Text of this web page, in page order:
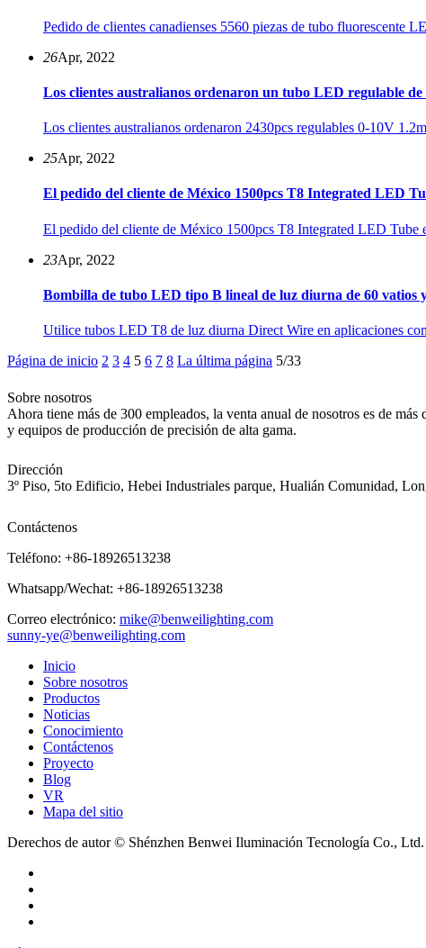
Pedido de clientes canadienses 5560 piezas de tubo
26Apr, 2022
Los clientes australianos ordenaron un tubo LED regulable de
Los clientes australianos ordenaron 2430pcs regulables 0-10V
25Apr, 2022
El pedido del cliente de México 1500pcs T8 Integrated LED
El pedido del cliente de México 1500pcs T8 Integrated LED
23Apr, 2022
Bombilla de tubo LED tipo B lineal de luz diurna de 60 vatios
Utilice tubos LED T8 de luz diurna Direct Wire en aplicaciones
Página de inicio 2 3 4 5 6 7 8 La última página 5/33
Sobre nosotros
Ahora tiene más de 300 empleados, la venta anual de nosotros es de
y equipos de producción de precisión de alta gama.
Dirección
3º Piso, 5to Edificio, Hebei Industriales parque, Hualián Comunidad,
Contáctenos
Teléfono: +86-18926513238
Whatsapp/Wechat: +86-18926513238
Correo electrónico: mike@benweilighting.com
sunny-ye@benweilighting.com
Inicio
Sobre nosotros
Productos
Noticias
Conocimiento
Contáctenos
Proyecto
Blog
VR
Mapa del sitio
Derechos de autor © Shénzhen Benwei Iluminación Tecnología Co., Ltd.